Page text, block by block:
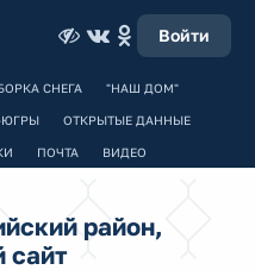
Войти
СНЕГА "НАШ ДОМ"
ЮГРЫ ОТКРЫТЫЕ ДАННЫЕ
ПОЧТА ВИДЕО
район,
сайт